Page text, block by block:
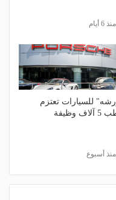
منذ 6 أيام
للسيارات تعتزم
وظيفة
منذ أسبوع